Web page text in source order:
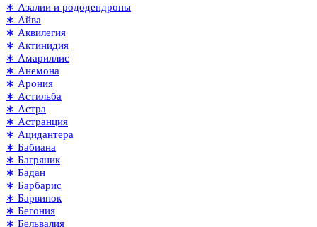
∗ Азалии и рододендроны
∗ Айва
∗ Аквилегия
∗ Актинидия
∗ Амариллис
∗ Анемона
∗ Арония
∗ Астильба
∗ Астра
∗ Астранция
∗ Ацидантера
∗ Бабиана
∗ Багряник
∗ Бадан
∗ Барбарис
∗ Барвинок
∗ Бегония
∗ Бельвалия